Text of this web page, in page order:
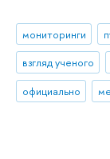
мониторинги
взгляд ученого
официально